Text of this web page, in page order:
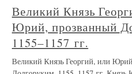
Великий Князь
Юрий, прозванный
1155–1157 гг.
Великий Князь Георгий, или